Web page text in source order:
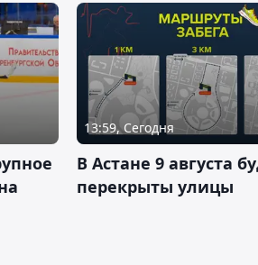
13:59, Сегодня
В Астане 9 августа
перекрыты улицы